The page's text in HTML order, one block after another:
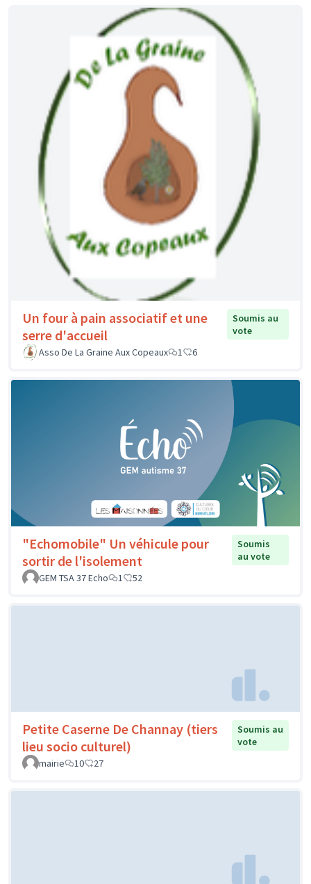
Un four à pain associatif et une
serre d'accueil
Soumis au
vote
Asso De La Graine Aux Copeaux
1 6
"Echomobile" Un véhicule pour
sortir de l'isolement
Soumis
au vote
GEM TSA 37 Echo
1 52
Petite Caserne De Channay (tiers
lieu socio culturel)
Soumis au
vote
mairie
10 27